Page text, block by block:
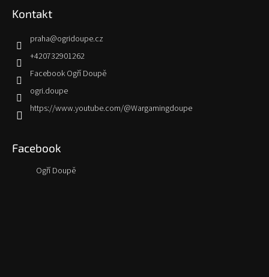
Kontakt
praha@ogridoupe.cz
+420732901262
Facebook Ogří Doupě
ogri.doupe
https://www.youtube.com/@Wargamingdoupe
Facebook
Ogří Doupě